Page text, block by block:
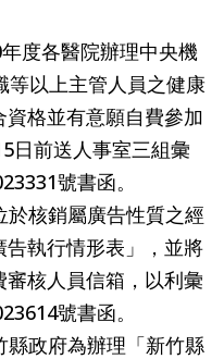
度各醫院辦理中央機
等以上主管人員之健康
格並有意願自費參加
日前送人事室三組彙
號書函。
於核銷屬廣告性質之經
執行情形表」，並將
核人員信箱，以利彙
號書函。
縣政府為辦理「新竹縣